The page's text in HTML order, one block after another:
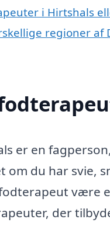
i Hirtshals
regioner af
er en
om du har svie,
være
der